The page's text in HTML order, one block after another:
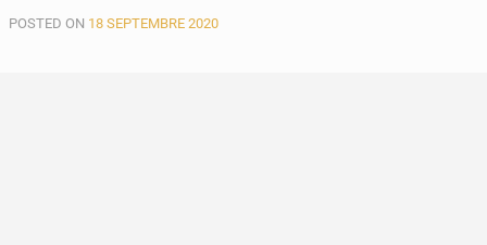
POSTED ON 18 SEPTEMBRE 2020